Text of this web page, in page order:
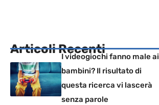
Articoli Recenti
I videogiochi fanno male ai
bambini? Il risultato di
questa ricerca vi lascerà
senza parole